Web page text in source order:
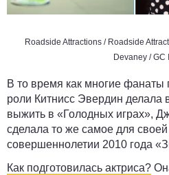
Roadside Attractions / Roadside
Devaney / GC
В то время как многие
роли Китнисс Эвердин делала
выжить в «Голодных играх»,
сделала то же самое для
совершеннолетии 2010 года
Как подготовилась актриса?